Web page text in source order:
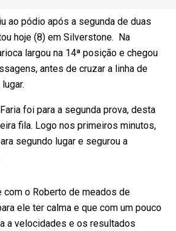
ao pódio após a segunda de duas
hoje (8) em Silverstone. Na
largou na 14ª posição e chegou
antes de cruzar a linha de
foi para a segunda prova, desta
fila. Logo nos primeiros minutos,
segundo lugar e segurou a
com o Roberto de meados de
ele ter calma e que com um pouco
a velocidades e os resultados